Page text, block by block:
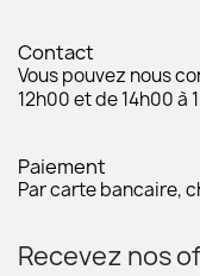
Contact
Vous pouvez nous
12h00 et de 14h00 à
Paiement
Par carte bancaire,
Recevez nos